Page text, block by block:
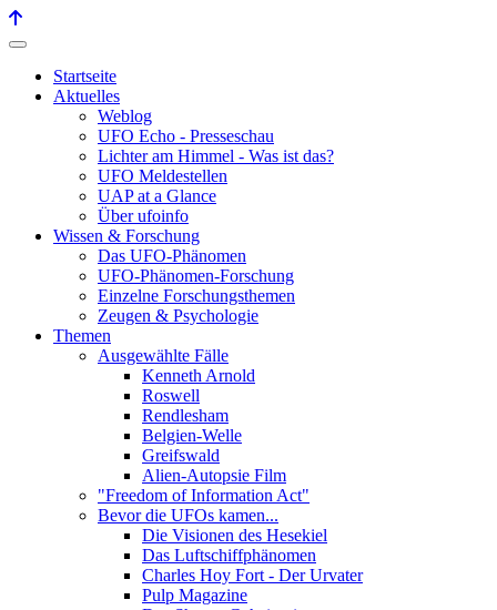
Startseite
Aktuelles
Weblog
UFO Echo - Presseschau
Lichter am Himmel - Was ist das?
UFO Meldestellen
UAP at a Glance
Über ufoinfo
Wissen & Forschung
Das UFO-Phänomen
UFO-Phänomen-Forschung
Einzelne Forschungsthemen
Zeugen & Psychologie
Themen
Ausgewählte Fälle
Kenneth Arnold
Roswell
Rendlesham
Belgien-Welle
Greifswald
Alien-Autopsie Film
"Freedom of Information Act"
Bevor die UFOs kamen...
Die Visionen des Hesekiel
Das Luftschiffphänomen
Charles Hoy Fort - Der Urvater
Pulp Magazine